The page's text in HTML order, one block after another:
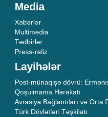
Media
Xəbərlər
Multimedia
Tədbirlər
Press-reliz
Layihələr
Post-münaqişə dövrü:
Qoşulmama Hərəkatı
Avrasiya Bağlantıları və Orta
Türk Dövlətləri Təşkilatı